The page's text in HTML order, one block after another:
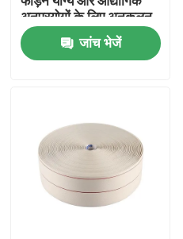
गुणवत्ता नियंत्रण
एक बोली का अनुरोध
गर्म पिघल चिपकने वाला टेप
अनुप्रयोगों के लिए अनुकूलन
योग्य चौड़ाई के साथ
जांच भेजें